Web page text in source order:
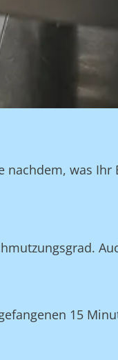
nachdem, was Ihr
15